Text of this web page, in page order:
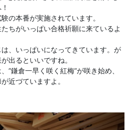
の本番が実施されています。
ちがいっぱい合格祈願に来ているよ
、いっぱいになってきています。が
出るといいですね。
”鎌倉一早く咲く紅梅”が咲き始め、
近づていますよ。